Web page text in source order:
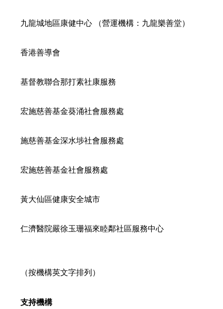
九龍城地區康健中心 （營運機構：九龍樂善堂）
香港善導會
基督教聯合那打素社康服務
宏施慈善基金葵涌社會服務處
施慈善基金深水埗社會服務處
宏施慈善基金社會服務處
黃大仙區健康安全城市
仁濟醫院嚴徐玉珊福來睦鄰社區服務中心
（按機構英文字排列）
支持機構